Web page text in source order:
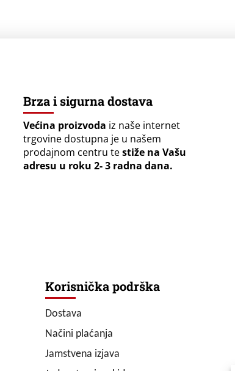
Brza i sigurna dostava
Većina proizvoda iz naše internet
trgovine dostupna je u našem
prodajnom centru testiže na Vašu
adresu u roku 2- 3 radna dana.
Korisnička podrška
Dostava
Načini plaćanja
Jamstvena izjava